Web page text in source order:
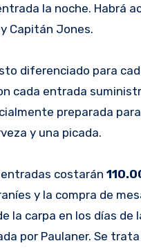
la noche. Habrá
Capitán Jones.
diferenciado para
cada entrada
preparada
y una picada.
entradas costarán
y la compra de
la carpa en los días
por Paulaner. Se